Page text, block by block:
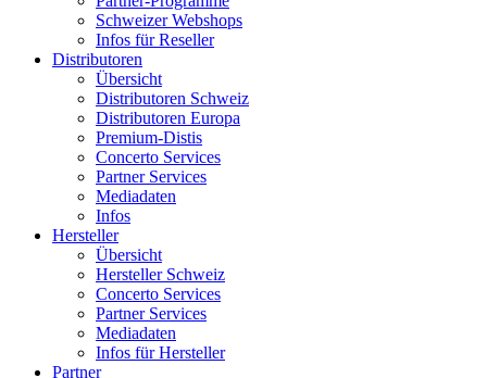
Schweizer Webshops
Infos für Reseller
Distributoren
Übersicht
Distributoren Schweiz
Distributoren Europa
Premium-Distis
Concerto Services
Partner Services
Mediadaten
Infos
Hersteller
Übersicht
Hersteller Schweiz
Concerto Services
Partner Services
Mediadaten
Infos für Hersteller
Partner